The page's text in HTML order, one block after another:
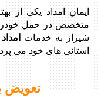
ایمان امداد یکی از
متخصص در حمل
شیراز به خدمات
استانی های خود می
تعویض